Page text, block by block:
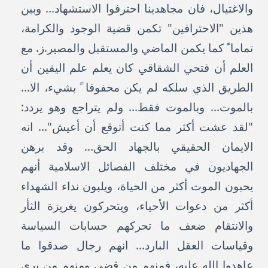
والاغتيال، فان مجاهدينا احترفوا الاستشهاد... وبين
هذين "الاحترافين" تكمن قضية الوجود والكرامة،
تماما ً كما يكمن الماضي والمستقبل والمصير.ز. مع
العلم أن فتحي الشقاقي كان يعلم علم اليقين أن
الطريق الذي سلكه لم يكن محفوفا ً بشيء، الا...
بالموت... وبالموت فقط... ولم يتراجع وهو يردد:
"لقد عشت أكثر مما كنت أتوقع أن أعيش"... انه
الايمان الحقيقي بالجهاد الحق... وقد برهن
الجهاديون في مختلف الفصائل الاسلامية أنهم
يحبون الموت أكثر من الحياة، ويلبون نداء الشهداء
أكثر من دعوات الأحياء، ويتحركون يغريزة الثأر
والانتقام ضعف ما تحركهم حسابات السياسة
وقياسات العقل البارد... انهم رجال صدقوا ما